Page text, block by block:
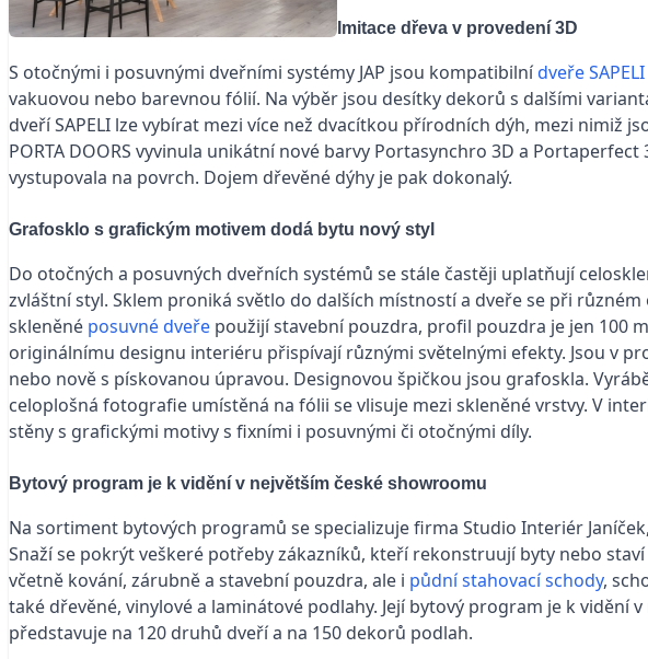
Imitace dřeva v provedení 3D
S otočnými i posuvnými dveřními systémy JAP jsou kompatibilnídveře SAPELI
vakuovou nebo barevnou fólií. Na výběr jsou desítky dekorů s dalšími
dveří SAPELI lze vybírat mezi více než dvacítkou přírodních dýh, mezi nimiž
PORTA DOORS vyvinula unikátní nové barvy Portasynchro 3D a
vystupovala na povrch. Dojem dřevěné dýhy je pak dokonalý.
Grafosklo s grafickým motivem dodá bytu nový styl
Do otočných a posuvných dveřních systémů se stále častěji uplatňují
zvláštní styl. Sklem proniká světlo do dalších místností a dveře se při
skleněné posuvné dveře použijí stavební pouzdra, profil pouzdra je jen 100
originálnímu designu interiéru přispívají různými světelnými efekty. Jsou v
nebo nově s pískovanou úpravou. Designovou špičkou jsou grafoskla.
celoplošná fotografie umístěná na fólii se vlisuje mezi skleněné vrstvy. V
stěny s grafickými motivy s fixními i posuvnými či otočnými díly.
Bytový program je k vidění v největším české showroomu
Na sortiment bytových programů se specializuje firma Studio Interiér
Snaží se pokrýt veškeré potřeby zákazníků, kteří rekonstruují byty nebo
včetně kování, zárubně a stavební pouzdra, ale i půdní stahovací schody,
také dřevěné, vinylové a laminátové podlahy. Její bytový program je k vidění
představuje na 120 druhů dveří a na 150 dekorů podlah.